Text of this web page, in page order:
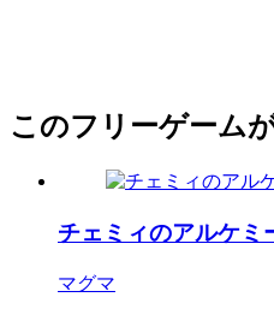
このフリーゲーム
チェミィのアルケミ
マグマ